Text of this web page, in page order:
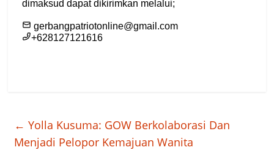
← Yolla Kusuma: GOW Berkolaborasi Dan
Menjadi Pelopor Kemajuan Wanita